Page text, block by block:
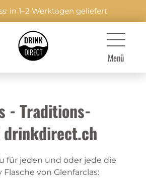
in 1–2 Werktagen geliefert
Menü
- Traditions-
drinkdirect.ch
für jeden und oder jede die
von Glenfarclas: